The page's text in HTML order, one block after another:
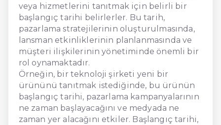
veya hizmetlerini tanıtmak için belirli bir
başlangıç tarihi belirlerler. Bu tarih,
pazarlama stratejilerinin oluşturulmasında,
lansman etkinliklerinin planlanmasında ve
müşteri ilişkilerinin yönetiminde önemli bir
rol oynamaktadır.
Örneğin, bir teknoloji şirketi yeni bir
ürününü tanıtmak istediğinde, bu ürünün
başlangıç tarihi, pazarlama kampanyalarının
ne zaman başlayacağını ve medyada ne
zaman yer alacağını etkiler. Başlangıç tarihi,